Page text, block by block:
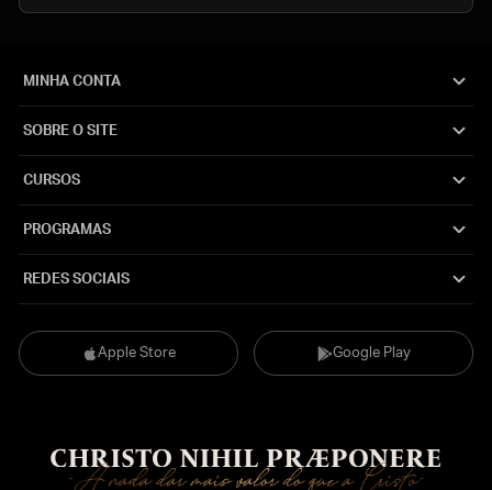
Apple Store Google Play
MINHA CONTA
SOBRE O SITE
CURSOS
PROGRAMAS
REDES SOCIAIS